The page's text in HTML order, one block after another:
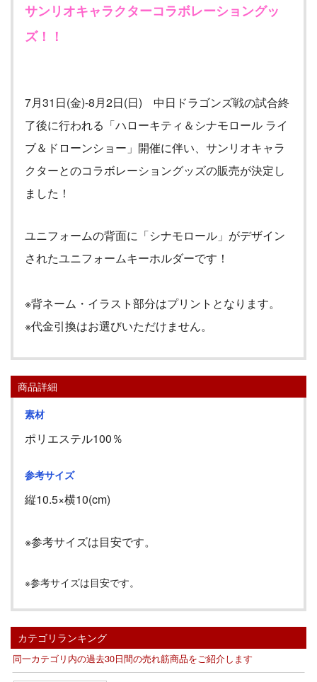
サンリオキャラクターコラボレーショングッ
ズ！！
7月31日(金)-8月2日(日) 中日ドラゴンズ戦の試合終
了後に行われる「ハローキティ＆シナモロール ライ
ブ＆ドローンショー」開催に伴い、サンリオキャラ
クターとのコラボレーショングッズの販売が決定し
ました！
ユニフォームの背面に「シナモロール」がデザイン
されたユニフォームキーホルダーです！
※背ネーム・イラスト部分はプリントとなります。
※代金引換はお選びいただけません。
商品詳細
素材
ポリエステル100％
参考サイズ
縦10.5×横10(cm)
※参考サイズは目安です。
※参考サイズは目安です。
カテゴリランキング
同一カテゴリ内の過去30日間の売れ筋商品をご紹介します